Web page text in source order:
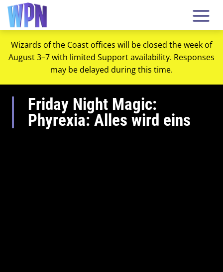
Wizards of the Coast offices will be closed the week of
August 3–7 with limited Support availability. Responses
may be delayed during this time.
Friday Night Magic:
Phyrexia: Alles wird eins